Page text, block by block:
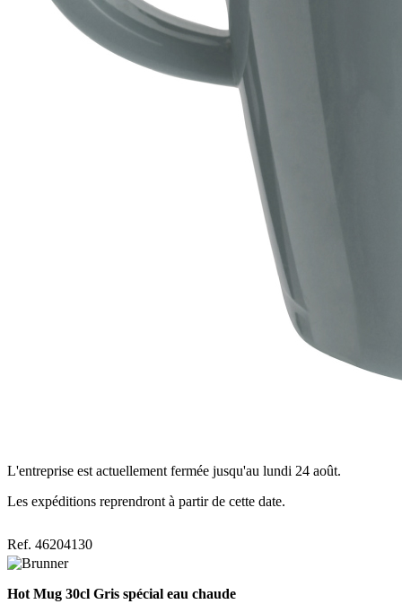
L'entreprise est actuellement fermée jusqu'au lundi 24 août.
Les expéditions reprendront à partir de cette date.
Ref. 46204130
Hot Mug 30cl Gris spécial eau chaude